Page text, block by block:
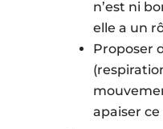
n’est ni
elle a un
Proposer
apaiser